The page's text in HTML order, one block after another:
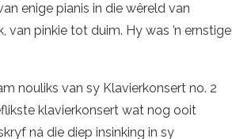
enige pianis in die wêreld van
van pinkie tot duim. Hy was ’n ernstige
nouliks van sy Klavierkonsert no. 2
klavierkonsert wat nog ooit
ná die diep insinking in sy